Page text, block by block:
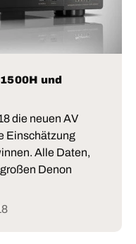
und
die neuen AV
Einschätzung
Alle Daten,
Denon